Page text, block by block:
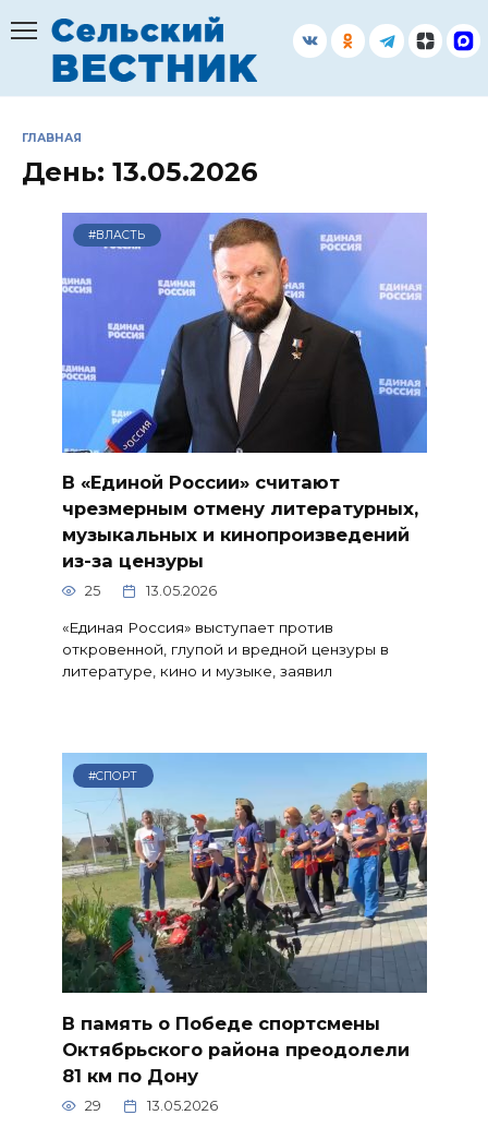
содержанию
ГЛАВНАЯ
День: 13.05.2026
#ВЛАСТЬ
В «Единой России» считают
чрезмерным отмену литературных,
музыкальных и кинопроизведений
из-за цензуры
25 13.05.2026
«Единая Россия» выступает против
откровенной, глупой и вредной цензуры в
литературе, кино и музыке, заявил
#СПОРТ
В память о Победе спортсмены
Октябрьского района преодолели
81 км по Дону
29 13.05.2026